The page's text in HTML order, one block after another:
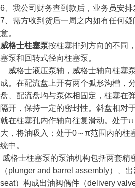
6、我公司财务查到款后，业务员安
7、需方收到货后一周之内如有任何
意。
威格士柱塞泵按柱塞排列方向的不同
塞泵和回转式径向柱塞泵。
威格士液压泵轴，威格士轴向柱塞
成。在配流盘上开有两个弧形沟槽，
盘、配流盘均与泵体相固定，柱塞在
隔开，保持一定的密封性。斜盘相对
就在柱塞孔内作轴向往复滑动。处于
大，将油吸入；处于0～π范围内的柱
统中。
威格士柱塞泵的泵油机构包括两套
（plunger and barrel assembly）、
seat）构成出油阀偶件（delivery